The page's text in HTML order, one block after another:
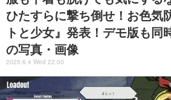
ひたすらに撃ち倒せ！お色気
トと少女』発表！デモ版も同
の写真・画像
2025.6.4 Wed 22:00